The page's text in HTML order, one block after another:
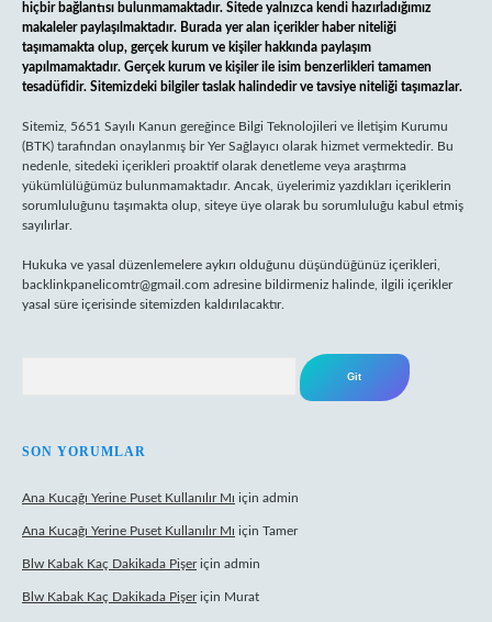
hiçbir bağlantısı bulunmamaktadır. Sitede yalnızca kendi hazırladığımız
makaleler paylaşılmaktadır. Burada yer alan içerikler haber niteliği
taşımamakta olup, gerçek kurum ve kişiler hakkında paylaşım
yapılmamaktadır. Gerçek kurum ve kişiler ile isim benzerlikleri tamamen
tesadüfidir. Sitemizdeki bilgiler taslak halindedir ve tavsiye niteliği taşımazlar.
Sitemiz, 5651 Sayılı Kanun gereğince Bilgi Teknolojileri ve İletişim Kurumu
(BTK) tarafından onaylanmış bir Yer Sağlayıcı olarak hizmet vermektedir. Bu
nedenle, sitedeki içerikleri proaktif olarak denetleme veya araştırma
yükümlülüğümüz bulunmamaktadır. Ancak, üyelerimiz yazdıkları içeriklerin
sorumluluğunu taşımakta olup, siteye üye olarak bu sorumluluğu kabul etmiş
sayılırlar.
Hukuka ve yasal düzenlemelere aykırı olduğunu düşündüğünüz içerikleri,
backlinkpanelicomtr@gmail.com adresine bildirmeniz halinde, ilgili içerikler
yasal süre içerisinde sitemizden kaldırılacaktır.
SON YORUMLAR
Ana Kucağı Yerine Puset Kullanılır Mı için admin
Ana Kucağı Yerine Puset Kullanılır Mı için Tamer
Blw Kabak Kaç Dakikada Pişeriçin admin
Blw Kabak Kaç Dakikada Pişeriçin Murat